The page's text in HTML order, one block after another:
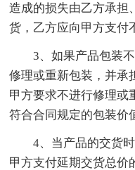
造成的损失由乙方承担
货，乙方应向甲方支付
3、如果产品包装
修理或重新包装，并承
甲方要求不进行修理或
符合合同规定的包装价
4、当产品的交货
甲方支付延期交货总价